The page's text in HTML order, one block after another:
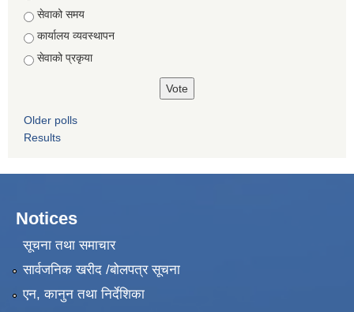
सेवाको समय
कार्यालय व्यवस्थापन
सेवाको प्रकृया
Older polls
Results
Notices
सूचना तथा समाचार
सार्वजनिक खरीद /बोलपत्र सूचना
एन, कानुन तथा निर्देशिका